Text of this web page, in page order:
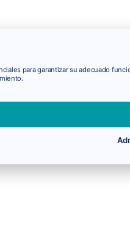
para garantizar su adecuado